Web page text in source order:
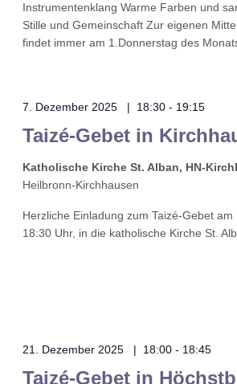
Instrumentenklang Warme Farben und
Stille und Gemeinschaft Zur eigenen
findet immer am 1.Donnerstag des
Taizé-Gebet in
7. Dezember 2025 | 18:30- 19:15
Katholische Kirche St. Alban, HN-
Heilbronn-Kirchhausen
Herzliche Einladung zum Taizé-Gebet
18:30 Uhr, in die katholische Kirche St.
Taizé-Gebet in
21. Dezember 2025 | 18:00- 18:45